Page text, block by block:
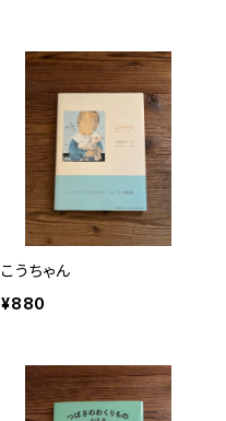
こうちゃん
¥880